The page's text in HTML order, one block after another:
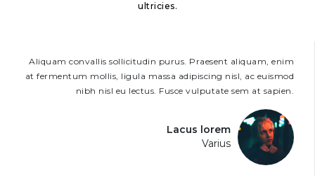
ultricies.
Aliquam convallis sollicitudin purus. Praesent aliquam, enim
at fermentum mollis, ligula massa adipiscing nisl, ac euismod
nibh nisl eu lectus. Fusce vulputate sem at sapien.
Lacus lorem
Varius